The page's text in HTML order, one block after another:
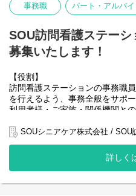
地域医療に貢献したい方、在宅
【役割】
地域に根差した訪問看護ステー
高齢化が進む中、在宅医療の需
ンもそのニーズに応えるべく事
主な業務内容
・点滴、注射
・服薬管理
・症状の観察
・訪問記録の作成
・医師、ケアマネジャーなど関
事務職 パート・アルバイ
SOU訪問看護ステー
募集いたします！
【役割】
訪問看護ステーションの事務職
を行えるよう、事務全般をサポ
利用者様・ご家族・関係機関と
主な業務内容
・利用者様やご家族からの問い合
・訪問スケジュールの調整補助
・請求業務（レセプト・介護保
SOUシニアケア株式会社 / SOU
詳しく